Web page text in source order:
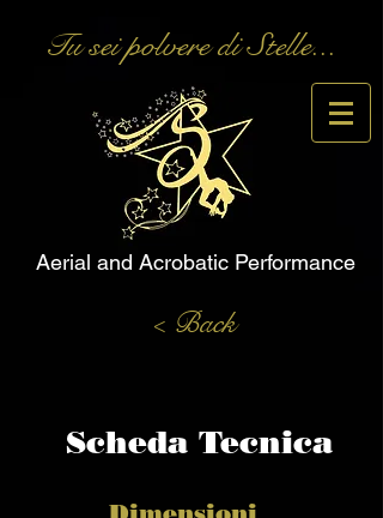
Tu sei polvere di Stelle...
Aerial and Acrobatic Performance
< Back
Scheda Tecnica